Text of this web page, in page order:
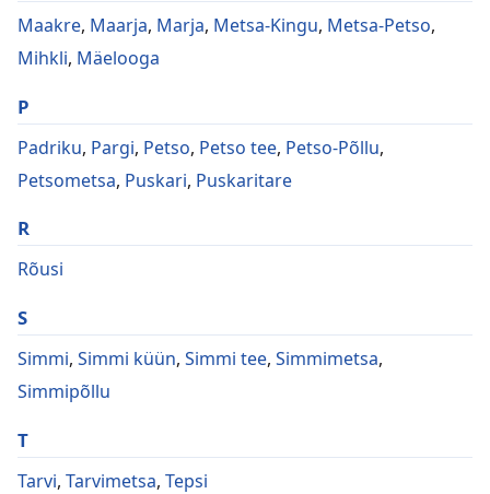
Maakre, Maarja, Marja, Metsa-Kingu, Metsa-Petso,
Mihkli, Mäelooga
P
Padriku, Pargi, Petso, Petso tee, Petso-Põllu,
Petsometsa, Puskari, Puskaritare
R
Rõusi
S
Simmi, Simmi küün, Simmi tee, Simmimetsa,
Simmipõllu
T
Tarvi, Tarvimetsa, Tepsi